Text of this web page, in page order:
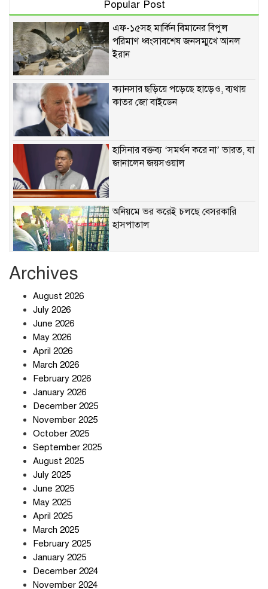
Popular Post
এফ-১৫সহ মার্কিন বিমানের বিপুল
পরিমাণ ধ্বংসাবশেষ জনসম্মুখে আনল
ইরান
ক্যানসার ছড়িয়ে পড়েছে হাড়েও, ব্যথায়
কাতর জো বাইডেন
হাসিনার বক্তব্য ‘সমর্থন করে না’ ভারত, যা
জানালেন জয়সওয়াল
অনিয়মে ভর করেই চলছে বেসরকারি
হাসপাতাল
Archives
August 2026
July 2026
June 2026
May 2026
April 2026
March 2026
February 2026
January 2026
December 2025
November 2025
October 2025
September 2025
August 2025
July 2025
June 2025
May 2025
April 2025
March 2025
February 2025
January 2025
December 2024
November 2024